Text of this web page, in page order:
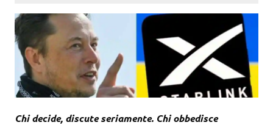
Chi decide, discute seriamente. Chi obbedisce